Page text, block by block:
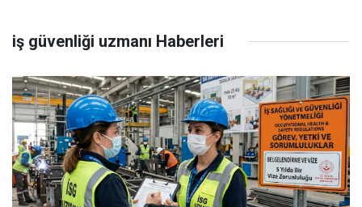
iş güvenliği uzmanı Haberleri